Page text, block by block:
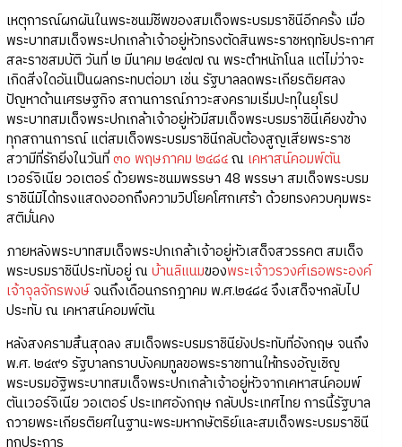
เหตุการณ์ผกผันในพระชนม์ชีพของสมเด็จพระบรมราชินีอีกครั้ง เมื่อ
พระบาทสมเด็จพระปกเกล้าเจ้าอยู่หัวทรงตัดสินพระราชหฤทัยประกาศ
สละราชสมบัติ วันที่ ๒ มีนาคม ๒๔๗๗ ณ พระตำหนักโนล แต่ไม่ว่าจะ
เกิดสิ่งใดอันเป็นผลกระทบต่อมา เช่น รัฐบาลลดพระเกียรติยศลง
ปัญหาด้านเศรษฐกิจ สถานการณ์ภาวะสงครามเริ่มปะทุในยุโรป
พระบาทสมเด็จพระปกเกล้าเจ้าอยู่หัวมีสมเด็จพระบรมราชินีเคียงข้าง
ทุกสถานการณ์ แต่สมเด็จพระบรมราชินีกลับต้องสูญเสียพระราช
สวามีที่รักยิ่งในวันที่๓๐ พฤษภาคม ๒๔๘๔ณ เคหาสน์คอมพ์ตัน
เวอร์จิเนีย วอเตอร์ ด้วยพระชนมพรรษา 48 พรรษา สมเด็จพระบรม
ราชินีมิได้ทรงแสดงออกถึงความวิปโยคโศกเศร้า ด้วยทรงควบคุมพระ
สติมั่นคง
ภายหลังพระบาทสมเด็จพระปกเกล้าเจ้าอยู่หัวเสด็จสวรรคต สมเด็จ
พระบรมราชินีประทับอยู่ ณ บ้านลิแนมของพระเจ้าวรวงศ์เธอพระองค์
เจ้าจุลจักรพงษ์จนถึงเดือนกรกฎาคม พ.ศ.๒๔๘๔ จึงเสด็จฯกลับไป
ประทับ ณ เคหาสน์คอมพ์ตัน
หลังสงครามสิ้นสุดลง สมเด็จพระบรมราชินียังประทับที่อังกฤษ จนถึง
พ.ศ. ๒๔๙๑ รัฐบาลกราบบังคมทูลขอพระราชทานให้ทรงอัญเชิญ
พระบรมอัฐิพระบาทสมเด็จพระปกเกล้าเจ้าอยู่หัวจากเคหาสน์คอมพ์
ตันเวอร์จิเนีย วอเตอร์ ประเทศอังกฤษ กลับประเทศไทย การนี้รัฐบาล
ถวายพระเกียรติยศในฐานะพระมหากษัตริย์และสมเด็จพระบรมราชินี